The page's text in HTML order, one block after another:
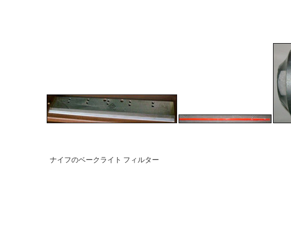
ナイフのベークライト フィルター